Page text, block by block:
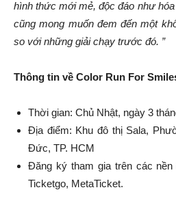
hình thức mới mẻ, độc đáo như
cũng mong muốn đem đến một
so với những giải chạy trước đó. ”
Thông tin về Color Run For
Thời gian: Chủ Nhật, ngày 3
Địa điểm: Khu đô thị Sala,
Đức, TP. HCM
Đăng ký tham gia trên các nền
Ticketgo, MetaTicket.